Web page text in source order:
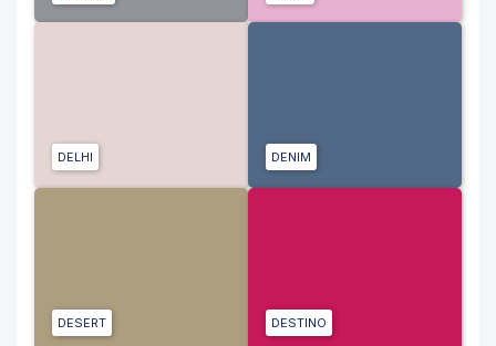
DELHI DENIM
DESERT DESTINO